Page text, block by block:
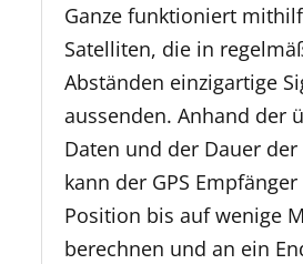
Ganze funktioniert
Satelliten, die in
Abständen einzigartige
aussenden. Anhand der
Daten und der Dauer
kann der GPS
Position bis auf wenige
berechnen und an ein